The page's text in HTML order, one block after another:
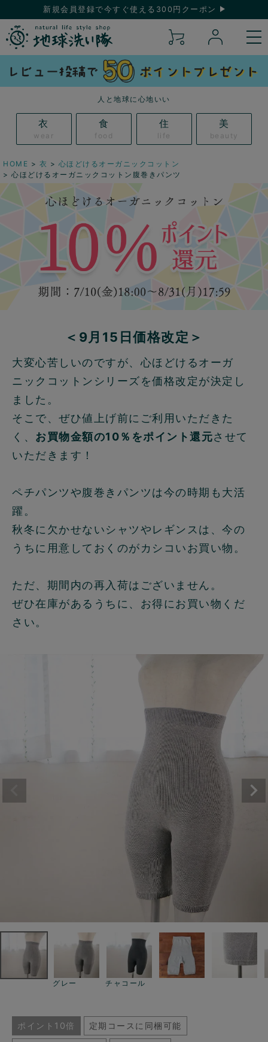
新規会員登録で今すぐ使える300円クーポン
人と地球に心地いい
衣
wear
食
food
住
life
美
beauty
HOME 衣
心ほどけるオーガニックコットン
心ほどけるオーガニックコットン腹巻きパンツ
＜9月15日価格改定＞
大変心苦しいのですが、心ほどけるオーガ
ニックコットンシリーズを価格改定が決定し
ました。
そこで、ぜひ値上げ前にご利用いただきた
く、 お買物金額の10％をポイント還元させて
いただきます！
ペチパンツや腹巻きパンツは今の時期も大活
躍。
秋冬に欠かせないシャツやレギンスは、今の
うちに用意しておくのがカシコいお買い物。
ただ、期間内の再入荷はございません。
ぜひ在庫があるうちに、お得にお買い物くだ
さい。
グレー チャコール
ポイント10倍 定期コースに同梱可能